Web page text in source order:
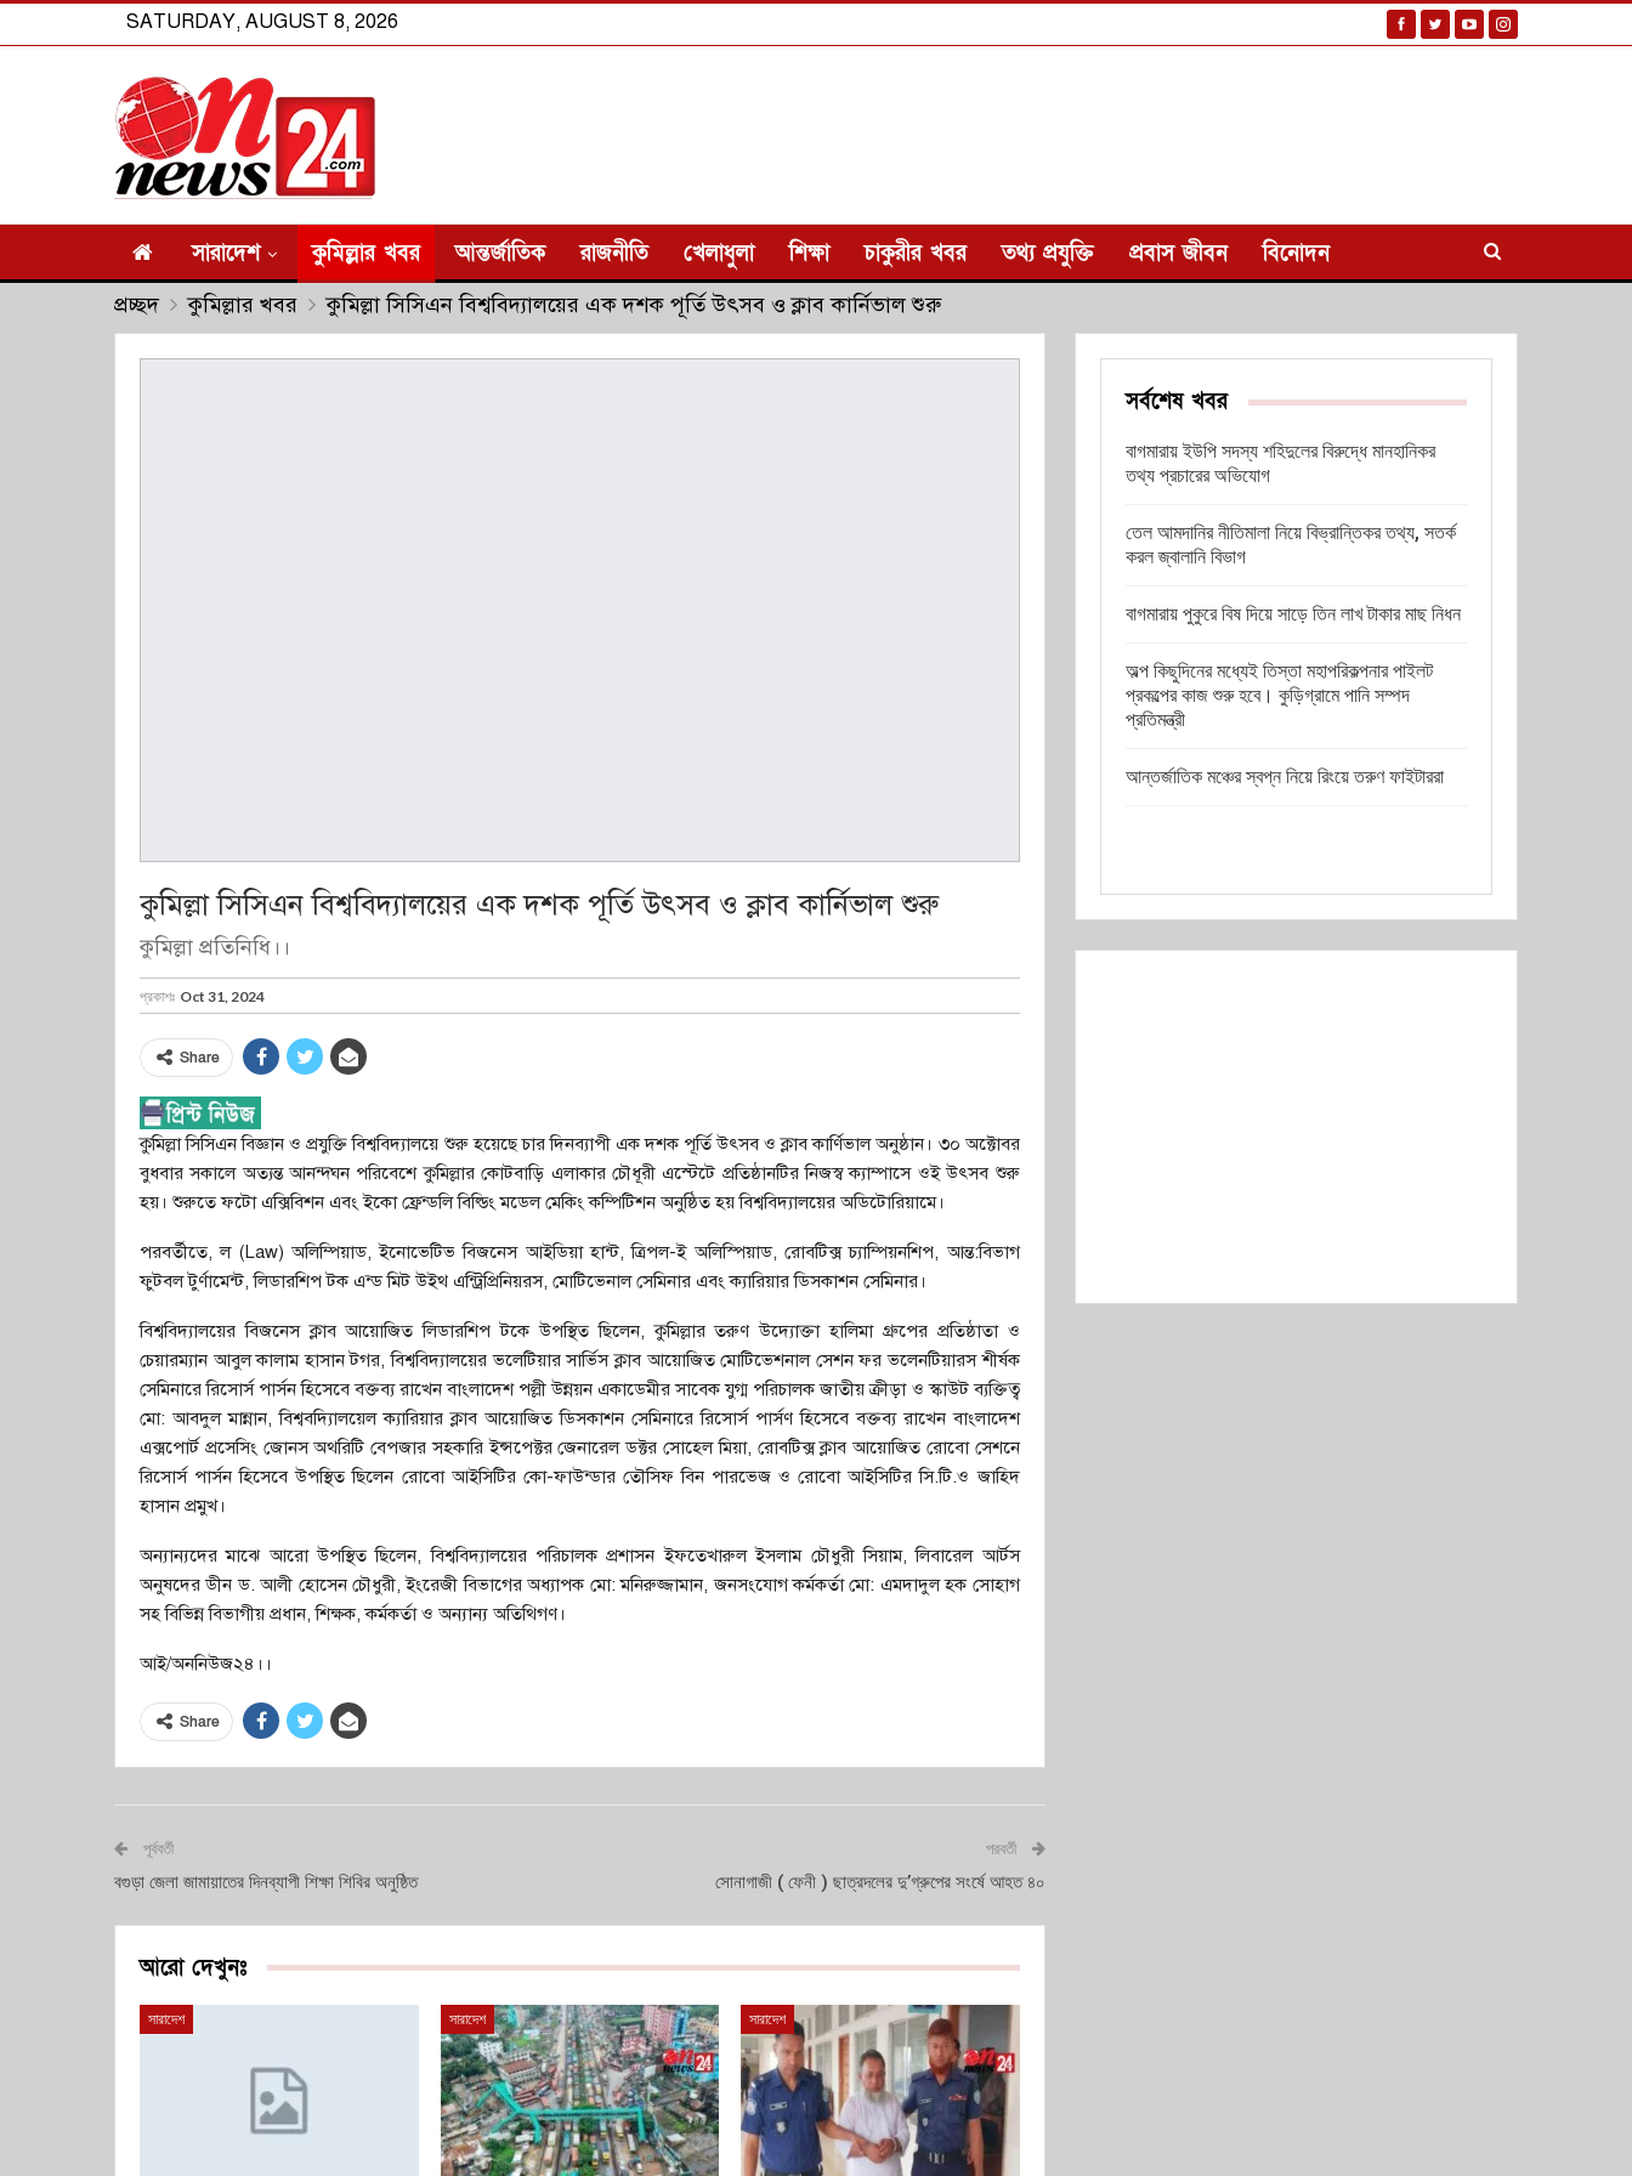
SATURDAY, AUGUST 8, 2026
সারাদেশ কুমিল্লার খবর আন্তর্জাতিক রাজনীতি খেলাধুলা শিক্ষা চাকুরীর খবর তথ্য প্রযুক্তি প্রবাস জীবন বিনোদন
প্রচ্ছদ কুমিল্লার খবর কুমিল্লা সিসিএন বিশ্ববিদ্যালয়ের এক দশক পূর্তি উৎসব ও ক্লাব কার্নিভাল শুরু
কুমিল্লা সিসিএন বিশ্ববিদ্যালয়ের এক দশক পূর্তি উৎসব ও ক্লাব কার্নিভাল শুরু
কুমিল্লা প্রতিনিধি।।
প্রকাশঃ Oct 31, 2024
Share
কুমিল্লা সিসিএন বিজ্ঞান ও প্রযুক্তি বিশ্ববিদ্যালয়ে শুরু হয়েছে চার দিনব্যাপী এক দশক পূর্তি উৎসব ও ক্লাব কার্ণিভাল অনুষ্ঠান। ৩০ অক্টোবর
বুধবার সকালে অত্যন্ত আনন্দঘন পরিবেশে কুমিল্লার কোটবাড়ি এলাকার চৌধূরী এস্টেটে প্রতিষ্ঠানটির নিজস্ব ক্যাম্পাসে ওই উৎসব শুরু
হয়। শুরুতে ফটো এক্সিবিশন এবং ইকো ফ্রেন্ডলি বিল্ডিং মডেল মেকিং কম্পিটিশন অনুষ্ঠিত হয় বিশ্ববিদ্যালয়ের অডিটোরিয়ামে।
পরবর্তীতে, ল (Law) অলিম্পিয়াড, ইনোভেটিভ বিজনেস আইডিয়া হান্ট, ত্রিপল-ই অলিস্পিয়াড, রোবটিক্স চ্যাম্পিয়নশিপ, আন্ত:বিভাগ
ফুটবল টুর্ণামেন্ট, লিডারশিপ টক এন্ড মিট উইথ এন্ট্রিপ্রিনিয়রস, মোটিভেনাল সেমিনার এবং ক্যারিয়ার ডিসকাশন সেমিনার।
বিশ্ববিদ্যালয়ের বিজনেস ক্লাব আয়োজিত লিডারশিপ টকে উপস্থিত ছিলেন, কুমিল্লার তরুণ উদ্যোক্তা হালিমা গ্রুপের প্রতিষ্ঠাতা ও
চেয়ারম্যান আবুল কালাম হাসান টগর, বিশ্ববিদ্যালয়ের ভলেটিয়ার সার্ভিস ক্লাব আয়োজিত মোটিভেশনাল সেশন ফর ভলেনটিয়ারস শীর্ষক
সেমিনারে রিসোর্স পার্সন হিসেবে বক্তব্য রাখেন বাংলাদেশ পল্লী উন্নয়ন একাডেমীর সাবেক যুগ্ম পরিচালক জাতীয় ক্রীড়া ও স্কাউট ব্যক্তিত্ব
মো: আবদুল মান্নান, বিশ্ববদ্যিালয়েল ক্যারিয়ার ক্লাব আয়োজিত ডিসকাশন সেমিনারে রিসোর্স পার্সণ হিসেবে বক্তব্য রাখেন বাংলাদেশ
এক্সপোর্ট প্রসেসিং জোনস অথরিটি বেপজার সহকারি ইন্সপেক্টর জেনারেল ডক্টর সোহেল মিয়া, রোবটিক্স ক্লাব আয়োজিত রোবো সেশনে
রিসোর্স পার্সন হিসেবে উপস্থিত ছিলেন রোবো আইসিটির কো-ফাউন্ডার তৌসিফ বিন পারভেজ ও রোবো আইসিটির সি.টি.ও জাহিদ
হাসান প্রমুখ।
অন্যান্যদের মাঝে আরো উপস্থিত ছিলেন, বিশ্ববিদ্যালয়ের পরিচালক প্রশাসন ইফতেখারুল ইসলাম চৌধুরী সিয়াম, লিবারেল আর্টস
অনুষদের ডীন ড. আলী হোসেন চৌধুরী, ইংরেজী বিভাগের অধ্যাপক মো: মনিরুজ্জামান, জনসংযোগ কর্মকর্তা মো: এমদাদুল হক সোহাগ
সহ বিভিন্ন বিভাগীয় প্রধান, শিক্ষক, কর্মকর্তা ও অন্যান্য অতিথিগণ।
আই/অননিউজ২৪।।
Share
পূর্ববর্তী
বগুড়া জেলা জামায়াতের দিনব্যাপী শিক্ষা শিবির অনুষ্ঠিত
পরবর্তী
সোনাগাজী ( ফেনী ) ছাত্রদলের দু’গ্রুপের সংর্ষে আহত ৪০
আরো দেখুনঃ
সারাদেশ সারাদেশ সারাদেশ
সর্বশেষ খবর
বাগমারায় ইউপি সদস্য শহিদুলের বিরুদ্ধে মানহানিকর
তথ্য প্রচারের অভিযোগ
তেল আমদানির নীতিমালা নিয়ে বিভ্রান্তিকর তথ্য, সতর্ক
করল জ্বালানি বিভাগ
বাগমারায় পুকুরে বিষ দিয়ে সাড়ে তিন লাখ টাকার মাছ নিধন
অল্প কিছুদিনের মধ্যেই তিস্তা মহাপরিকল্পনার পাইলট
প্রকল্পের কাজ শুরু হবে। কুড়িগ্রামে পানি সম্পদ
প্রতিমন্ত্রী
আন্তর্জাতিক মঞ্চের স্বপ্ন নিয়ে রিংয়ে তরুণ ফাইটাররা